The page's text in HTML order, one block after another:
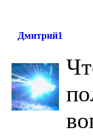
Дмитрий1